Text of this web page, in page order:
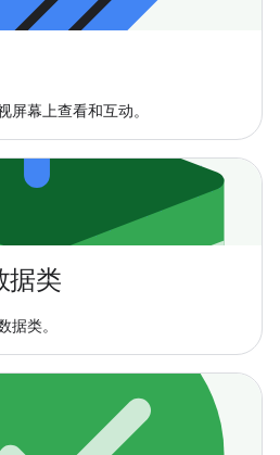
屏幕上查看和互动。
据类
据类。